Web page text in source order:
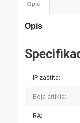
Opis
Opis
IP zaštita:
Boja artikla:
RA: